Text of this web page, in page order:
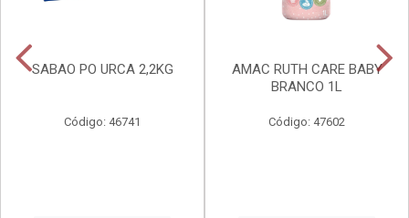
SABAO PO URCA 2,2KG
Código: 46741
AMAC RUTH CARE BABY
BRANCO 1L
Código: 47602